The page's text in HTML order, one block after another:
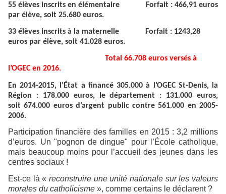
55 élèves inscrits en élémentaire
Forfait : 466,91 euros
par élève, soit 25.680 euros.
33 élèves inscrits à la maternelle
Forfait : 1243,28
euros par élève, soit 41.028 euros.
Total 66.708 euros versés à
l’OGEC en 2016.
En 2014-2015, l’État a financé 305.000 à l’OGEC St-Denis, la
Région : 178.000 euros, le département : 131.000 euros,
soit 674.000 euros d’argent public contre 561.000 en 2005-
2006.
Participation financière des familles en 2015 : 3,2 millions
d’euros. Un "pognon de dingue" pour l’École catholique,
mais beaucoup moins pour l’accueil des jeunes dans les
centres sociaux !
Est-ce là « reconstruire une unité nationale sur les valeurs
morales du catholicisme », comme certains le déclarent ?